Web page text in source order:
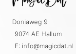
Doniaweg 9
9074 AE Hallum
E: info@magicdat.nl